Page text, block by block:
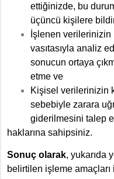
ettiğinizde, bu
üçüncü kişilere
İşlenen verilerinizin
vasıtasıyla analiz
sonucun ortaya
etme ve
Kişisel verilerinizin
sebebiyle zarara
giderilmesini talep
haklarına sahipsiniz.
Sonuç olarak, yukarıda
belirtilen işleme amaçları